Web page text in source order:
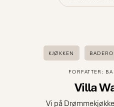
KJØKKEN
FORFATTER:
Villa
Vi på